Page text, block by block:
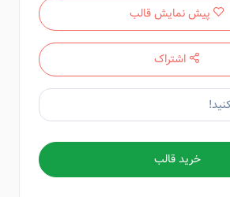
پیش نمایش قالب
اشتراک
خرید قالب